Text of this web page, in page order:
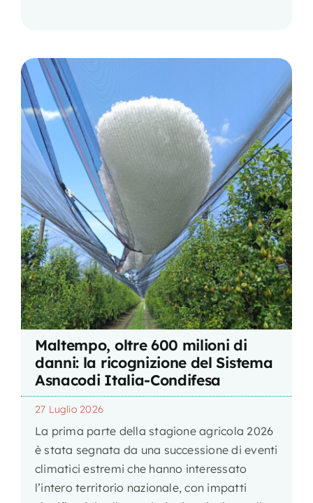
Maltempo, oltre 600 milioni di
danni: la ricognizione del Sistema
Asnacodi Italia-Condifesa
27 Luglio 2026
La prima parte della stagione agricola 2026
è stata segnata da una successione di eventi
climatici estremi che hanno interessato
l’intero territorio nazionale, con impatti